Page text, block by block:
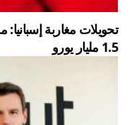
تحويلات مغاربة
1.5 مليار يورو